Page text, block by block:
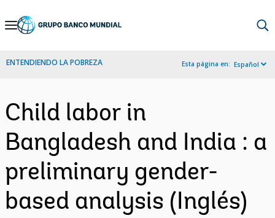
Skip
Navigation
ENTENDIENDO LA POBREZA Esta página en: Español
Child labor in
Bangladesh and India : a
preliminary gender-
based analysis (Inglés)